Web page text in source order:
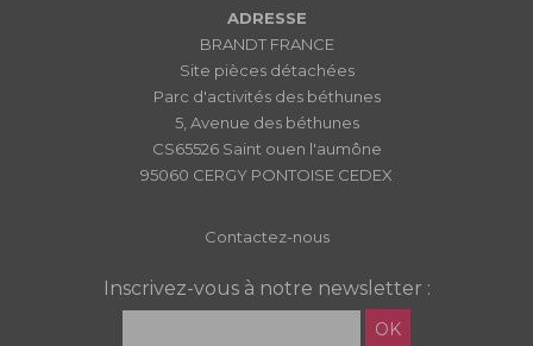
ADRESSE
BRANDT FRANCE
Site pièces détachées
Parc d'activités des béthunes
5, Avenue des béthunes
CS65526 Saint ouen l'aumône
95060 CERGY PONTOISE CEDEX
Contactez-nous
Inscrivez-vous à notre newsletter :
OK